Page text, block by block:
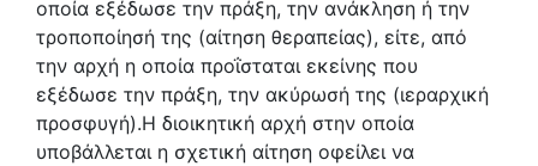
οποία εξέδωσε την πράξη, την ανάκληση ή την
τροποποίησή της (αίτηση θεραπείας), είτε, από
την αρχή η οποία προΐσταται εκείνης που
εξέδωσε την πράξη, την ακύρωσή της (ιεραρχική
προσφυγή).Η διοικητική αρχή στην οποία
υποβάλλεται η σχετική αίτηση οφείλει να